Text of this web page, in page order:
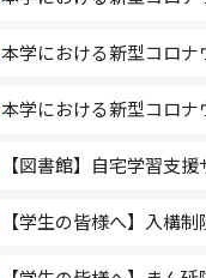
本学における新型コロナ
本学における新型コロ
【図書館】自宅学習支
【学生の皆様へ】入構